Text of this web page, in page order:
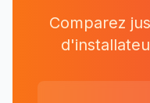
Comparez